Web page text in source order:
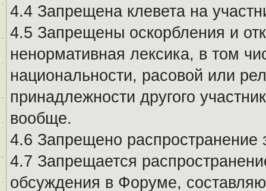
4.4 Запрещена клевета на
4.5 Запрещены оскорбления и
ненормативная лексика, в том
национальности, расовой или
принадлежности другого
вообще.
4.6 Запрещено
4.7 Запрещается
обсуждения в Форуме,